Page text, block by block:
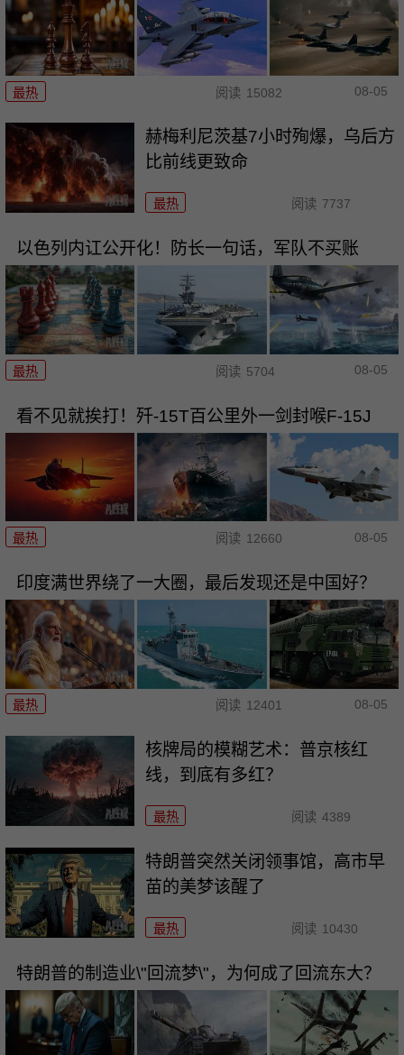
最热 阅读 15082 08-05
赫梅利尼茨基7小时殉爆，乌后方
比前线更致命
最热 阅读 7737
以色列内讧公开化！防长一句话，军队不买账
最热 阅读 5704 08-05
看不见就挨打！歼-15T百公里外一剑封喉F-15J
最热 阅读 12660 08-05
印度满世界绕了一大圈，最后发现还是中国好？
最热 阅读 12401 08-05
核牌局的模糊艺术：普京核红
线，到底有多红？
最热 阅读 4389
特朗普突然关闭领事馆，高市早
苗的美梦该醒了
最热 阅读 10430
特朗普的制造业\"回流梦\"，为何成了回流东大？